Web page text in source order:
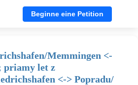
Beginne eine Petition
Memmingen <-
priamy let z
<-> Popradu/